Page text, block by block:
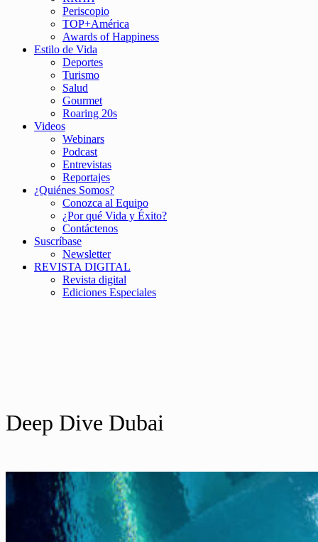
Periscopio
TOP+América
Awards of Happiness
Estilo de Vida
Deportes
Turismo
Salud
Gourmet
Roaring 20s
Videos
Webinars
Podcast
Entrevistas
Reportajes
¿Quiénes Somos?
Conozca al Equipo
¿Por qué Vida y Éxito?
Contáctenos
Suscríbase
Newsletter
REVISTA DIGITAL
Revista digital
Ediciones Especiales
Deep Dive Dubai